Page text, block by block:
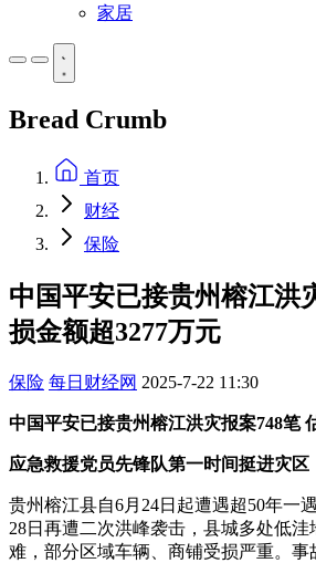
家居
Bread Crumb
首页
财经
保险
中国平安已接贵州榕江洪
损金额超3277万元
保险 每日财经网 2025-7-22 11:30
中国平安已接贵州榕江洪灾报案748笔
应急救援党员先锋队第一时间挺进灾区
贵州榕江县自6月24日起遭遇超50年一
28日再遭二次洪峰袭击，县城多处低洼
难，部分区域车辆、商铺受损严重。